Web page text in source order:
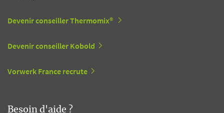
Devenir conseiller Thermomix®
Devenir conseiller Kobold
Vorwerk France recrute
Besoin d'aide ?